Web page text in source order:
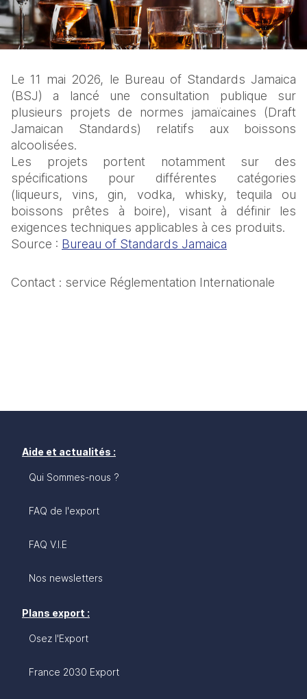
Le 11 mai 2026, le Bureau of Standards Jamaica
(BSJ) a lancé une consultation publique sur
plusieurs projets de normes jamaïcaines (Draft
Jamaican Standards) relatifs aux boissons
alcoolisées.
Les projets portent notamment sur des
spécifications pour différentes catégories
(liqueurs, vins, gin, vodka, whisky, tequila ou
boissons prêtes à boire), visant à définir les
exigences techniques applicables à ces produits.
Source : Bureau of Standards Jamaica
Contact : service Réglementation Internationale
Aide et actualités :
Qui Sommes-nous ?
FAQ de l'export
FAQ V.I.E
Nos newsletters
Plans export :
Osez l'Export
France 2030 Export